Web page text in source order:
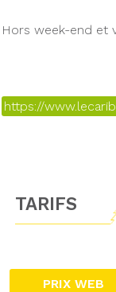
Hors week-end et
https://
TARIFS
PRIX WEB